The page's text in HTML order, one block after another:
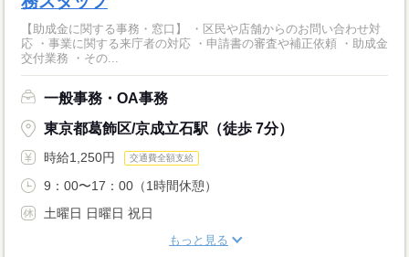
【助成金に関する事務・窓口】 ・区民や店舗からのお問い合わせ対
応 ・事業に関する来庁者の対応 ・申請書の審査や補正依頼 ・助成金
交付業務 ・その...
一般事務・OA事務
東京都葛飾区/京成立石駅（徒歩 7分）
時給1,250円 交通費全額支給
9：00〜17：00（1時間休憩）
土曜日 日曜日 祝日
もっと見る